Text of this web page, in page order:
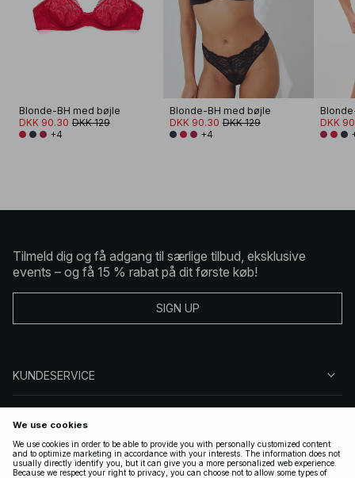
Blonde-BH med bøjle
DKK 90.30 DKK 129
+4
Blonde-BH med bøjle
DKK 90.30 DKK 129
+4
DKK
Tilmeld dig og få adgang til særlige tilbud, eksklusive
events – og få 15 % rabat på dit første køb!
SIGN UP
KUNDESERVICE
FØLG OS